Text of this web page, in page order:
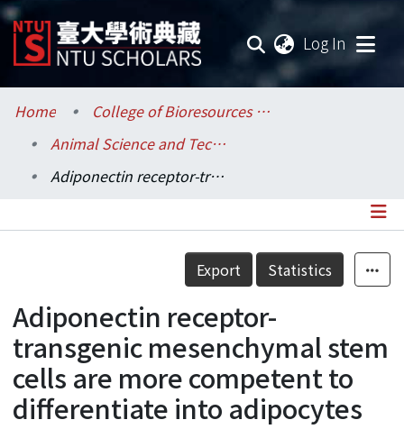
Log In
Communities & Collections
Research Outputs
Statistics
Home
College of Bioresources and Agriculture / 生物資源暨農學院
Animal Science and Technology / 動物科學技術學系
Adiponectin receptor-transgenic mesenchymal stem cells are more competent to differentiate into adipocytes
Details
Export Statistics
Adiponectin receptor-
transgenic mesenchymal stem
cells are more competent to
differentiate into adipocytes